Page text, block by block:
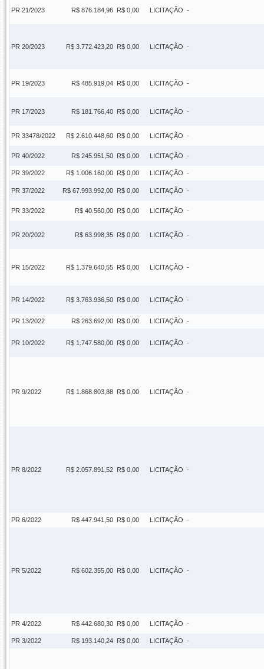
PR 21/2023 R$ 876.184,96 R$ 0,00 LICITAÇÃO -
PR 20/2023 R$ 3.772.423,20 R$ 0,00 LICITAÇÃO -
PR 19/2023 R$ 485.919,04 R$ 0,00 LICITAÇÃO -
PR 17/2023 R$ 181.766,40 R$ 0,00 LICITAÇÃO -
PR 33478/2022 R$ 2.610.448,60 R$ 0,00 LICITAÇÃO -
PR 40/2022 R$ 245.951,50 R$ 0,00 LICITAÇÃO -
PR 39/2022 R$ 1.006.160,00 R$ 0,00 LICITAÇÃO -
PR 37/2022 R$ 67.993.992,00 R$ 0,00 LICITAÇÃO -
PR 33/2022 R$ 40.560,00 R$ 0,00 LICITAÇÃO -
PR 20/2022 R$ 63.998,35 R$ 0,00 LICITAÇÃO -
PR 15/2022 R$ 1.379.640,55 R$ 0,00 LICITAÇÃO -
PR 14/2022 R$ 3.763.936,50 R$ 0,00 LICITAÇÃO -
PR 13/2022 R$ 263.692,00 R$ 0,00 LICITAÇÃO -
PR 10/2022 R$ 1.747.580,00 R$ 0,00 LICITAÇÃO -
PR 9/2022 R$ 1.868.803,88 R$ 0,00 LICITAÇÃO -
PR 8/2022 R$ 2.057.891,52 R$ 0,00 LICITAÇÃO -
PR 6/2022 R$ 447.941,50 R$ 0,00 LICITAÇÃO -
PR 5/2022 R$ 602.355,00 R$ 0,00 LICITAÇÃO -
PR 4/2022 R$ 442.680,30 R$ 0,00 LICITAÇÃO -
PR 3/2022 R$ 193.140,24 R$ 0,00 LICITAÇÃO -